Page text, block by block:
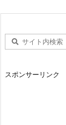
スポンサーリンク